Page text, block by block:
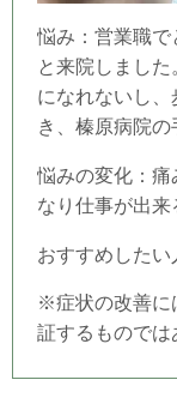
悩み：営業職で
と来院しまし
になれないし
き、 榛原病院の
悩みの変化：
なり仕事が出来
おすすめした
※症状の改善に
証するものでは